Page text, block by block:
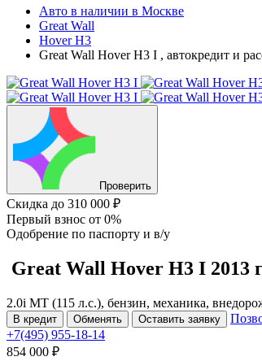
Авто в наличии в Москве
Great Wall
Hover H3
Great Wall Hover H3 I , автокредит и
Проверить
Скидка до 310 000 ₽
Первый взнос от 0%
Одобрение по паспорту и в/у
Great Wall Hover H3 I 2013
2.0i MT (115 л.с.), бензин, механика,
В кредит Обменять Оставить заявку
+7(495) 955-18-14
854 000 ₽